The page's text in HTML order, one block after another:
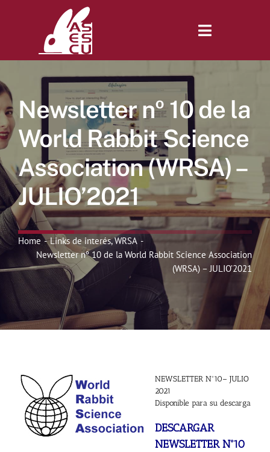
Toggle
Revista
Tienda
Lonjas
Symposiums
Noticias
Hazte Socio
WooCommerce My Account
Newsletter nº 10 de la
World Rabbit Science
Association (WRSA) –
JULIO’2021
Home Links de interés WRSA
Newsletter nº 10 de la World Rabbit Science Association
(WRSA) – JULIO’2021
NEWSLETTER Nº10– JULIO
2021
Disponible para su descarga
DESCARGAR
NEWSLETTER Nº10